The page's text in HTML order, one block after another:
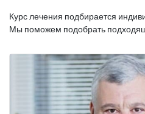
Курс лечения подбирается
Мы поможем подобрать